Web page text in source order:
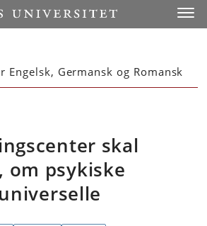
Engelsk, Germansk og Romansk
skal
om psykiske